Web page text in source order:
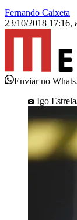
Fernando Caixeta
23/10/2018 17:16,
Enviar no
Igo